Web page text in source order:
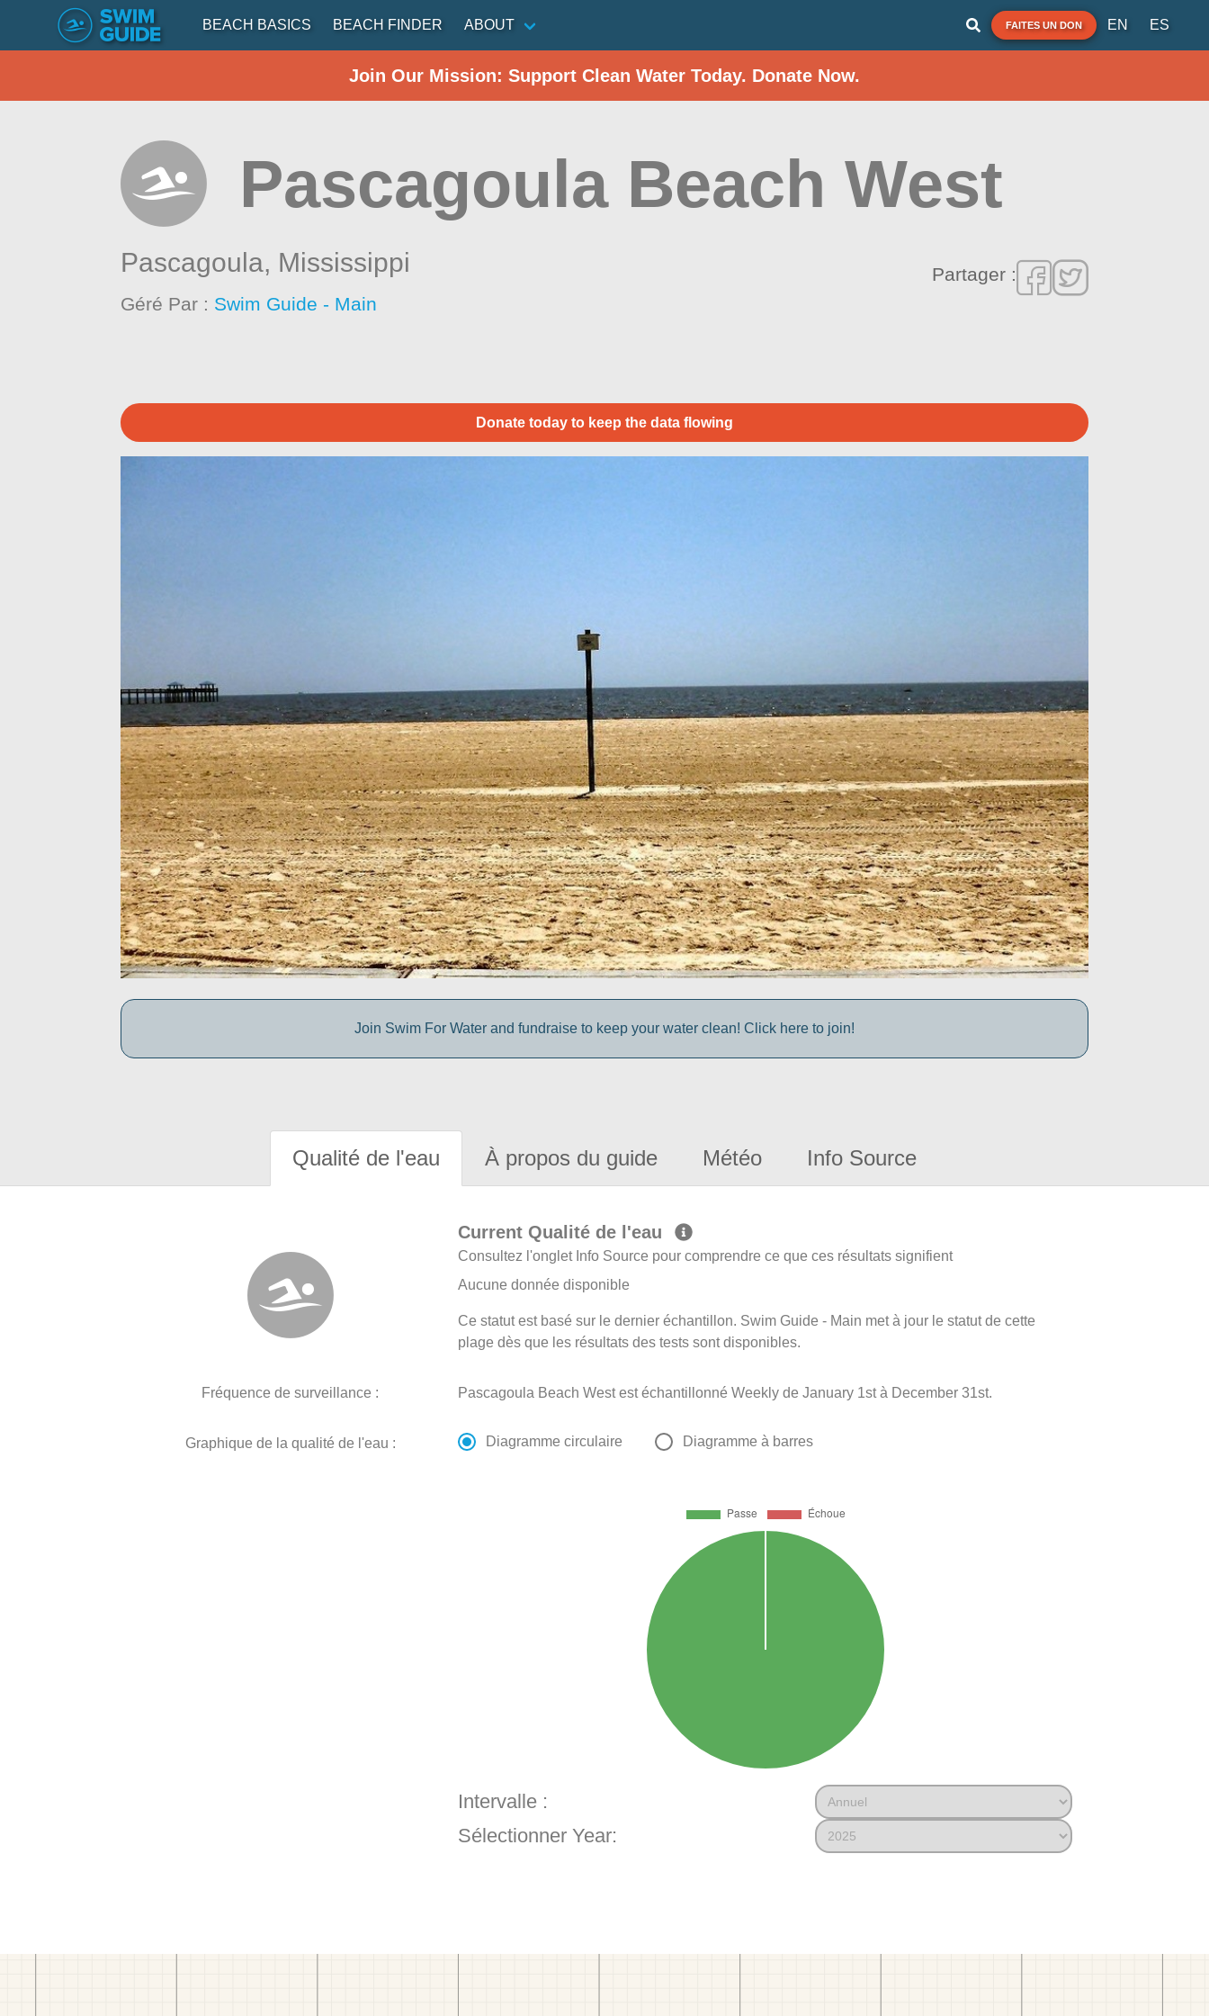
BEACH BASICS BEACH FINDER ABOUT FAITES UN DON EN ES
Join Our Mission: Support Clean Water Today. Donate Now.
Pascagoula Beach West
Pascagoula, Mississippi
Géré Par : Swim Guide - Main
Partager :
Donate today to keep the data flowing
Join Swim For Water and fundraise to keep your water clean! Click here to join!
Qualité de l'eau À propos du guide Météo Info Source
Current Qualité de l'eau
Consultez l'onglet Info Source pour comprendre ce que ces résultats signifient
Aucune donnée disponible
Ce statut est basé sur le dernier échantillon. Swim Guide - Main met à jour le statut de cette
plage dès que les résultats des tests sont disponibles.
Fréquence de surveillance : Pascagoula Beach West est échantillonné Weekly de January 1st à December 31st.
Graphique de la qualité de l'eau : Diagramme circulaire Diagramme à barres
Intervalle :
Sélectionner Year: